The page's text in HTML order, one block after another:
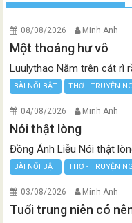
08/08/2026 Minh Anh
Một thoáng hư vô
Luulythao Nằm trên cát rì
BÀI NỔI BẬT THƠ - TRUYỆN
04/08/2026 Minh Anh
Nói thật lòng
Đồng Ánh Liễu Nói thật
BÀI NỔI BẬT THƠ - TRUYỆN
03/08/2026 Minh Anh
Tuổi trung niên có